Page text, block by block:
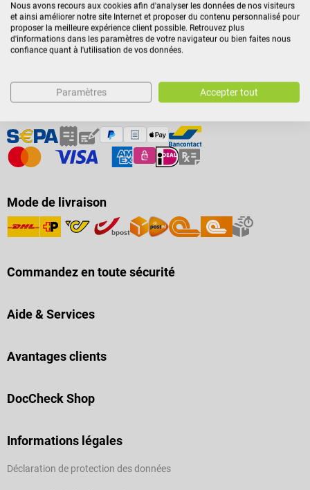
Mode de livraison
Commandez en toute sécurité
Aide & Services
Avantages clients
DocCheck Shop
Informations légales
Déclaration de protection des données
Nous avons recours aux cookies afin d'analyser les données de nos visiteurs
et ainsi améliorer notre site Internet et proposer du contenu personnalisé pour
proposer la meilleure expérience client possible. Retrouvez plus
d'informations dans les paramètres de votre navigateur ou bien faites nous
confiance quant à l'utilisation de vos données.
Paramètres Accepter tout